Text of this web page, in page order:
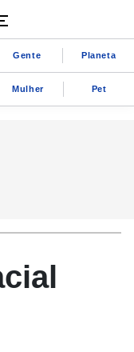
Gente Planeta
Mulher Pet